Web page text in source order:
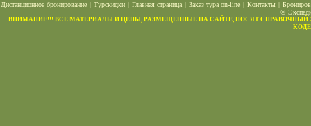
Дистанционное бронирование | Турскидки | Главная страница | Заказ тура on-line | Контакты |
©
ВНИМАНИЕ!!! ВСЕ МАТЕРИАЛЫ И ЦЕНЫ, РАЗМЕЩЕННЫЕ НА САЙТЕ, НОСЯТ